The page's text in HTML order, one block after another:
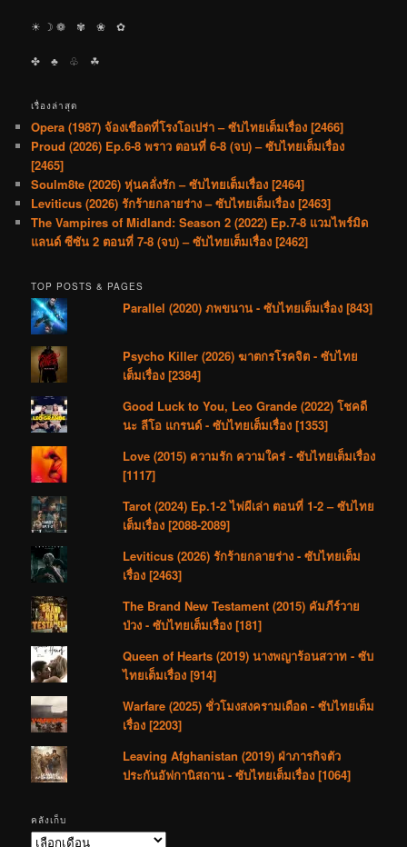
☀︎ ☽ ❁ ✾ ❀ ✿
✤ ♣︎ ♧ ☘︎
เรื่องล่าสุด
Opera (1987) จ้องเชือดที่โรงโอเปร่า – ซับไทยเต็มเรื่อง [2466]
Proud (2026) Ep.6-8 พราว ตอนที่ 6-8 (จบ) – ซับไทยเต็มเรื่อง
[2465]
Soulm8te (2026) หุ่นคลั่งรัก – ซับไทยเต็มเรื่อง [2464]
Leviticus (2026) รักร้ายกลายร่าง – ซับไทยเต็มเรื่อง [2463]
The Vampires of Midland: Season 2 (2022) Ep.7-8 แวมไพร์มิด
แลนด์ ซีซัน 2 ตอนที่ 7-8 (จบ) – ซับไทยเต็มเรื่อง [2462]
TOP POSTS & PAGES
Parallel (2020) ภพขนาน - ซับไทยเต็มเรื่อง [843]
Psycho Killer (2026) ฆาตกรโรคจิต - ซับไทย
เต็มเรื่อง [2384]
Good Luck to You, Leo Grande (2022) โชคดี
นะ ลีโอ แกรนด์ - ซับไทยเต็มเรื่อง [1353]
Love (2015) ความรัก ความใคร่ - ซับไทยเต็มเรื่อง
[1117]
Tarot (2024) Ep.1-2 ไพ่ผีเล่า ตอนที่ 1-2 – ซับไทย
เต็มเรื่อง [2088-2089]
Leviticus (2026) รักร้ายกลายร่าง - ซับไทยเต็ม
เรื่อง [2463]
The Brand New Testament (2015) คัมภีร์วาย
ป่วง - ซับไทยเต็มเรื่อง [181]
Queen of Hearts (2019) นางพญาร้อนสวาท - ซับ
ไทยเต็มเรื่อง [914]
Warfare (2025) ชั่วโมงสงครามเดือด - ซับไทยเต็ม
เรื่อง [2203]
Leaving Afghanistan (2019) ฝ่าภารกิจตัว
ประกันอัฟกานิสถาน - ซับไทยเต็มเรื่อง [1064]
คลังเก็บ
คลัง